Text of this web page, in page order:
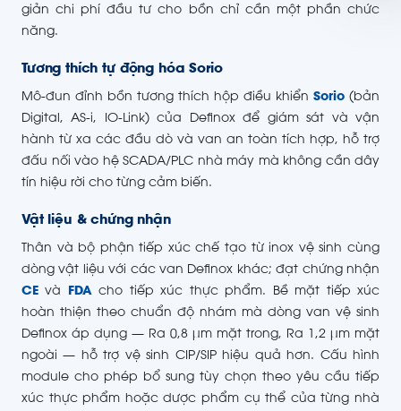
giản chi phí đầu tư cho bồn chỉ cần một phần chức
năng.
Tương thích tự động hóa Sorio
Mô-đun đỉnh bồn tương thích hộp điều khiển Sorio (bản
Digital, AS-i, IO-Link) của Definox để giám sát và vận
hành từ xa các đầu dò và van an toàn tích hợp, hỗ trợ
đấu nối vào hệ SCADA/PLC nhà máy mà không cần dây
tín hiệu rời cho từng cảm biến.
Vật liệu & chứng nhận
Thân và bộ phận tiếp xúc chế tạo từ inox vệ sinh cùng
dòng vật liệu với các van Definox khác; đạt chứng nhận
CE và FDAcho tiếp xúc thực phẩm. Bề mặt tiếp xúc
hoàn thiện theo chuẩn độ nhám mà dòng van vệ sinh
Definox áp dụng — Ra 0,8 µm mặt trong, Ra 1,2 µm mặt
ngoài — hỗ trợ vệ sinh CIP/SIP hiệu quả hơn. Cấu hình
module cho phép bổ sung tùy chọn theo yêu cầu tiếp
xúc thực phẩm hoặc dược phẩm cụ thể của từng nhà